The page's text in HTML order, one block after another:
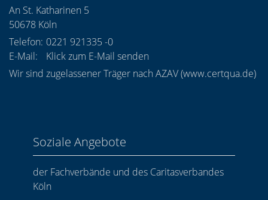
An St. Katharinen 5
50678 Köln
Telefon: 0221 921335 -0
E-Mail:
Klick zum E-Mail senden
Wir sind zugelassener Träger nach AZAV (www.certqua.de)
Soziale Angebote
der Fachverbände und des Caritasverbandes
Köln